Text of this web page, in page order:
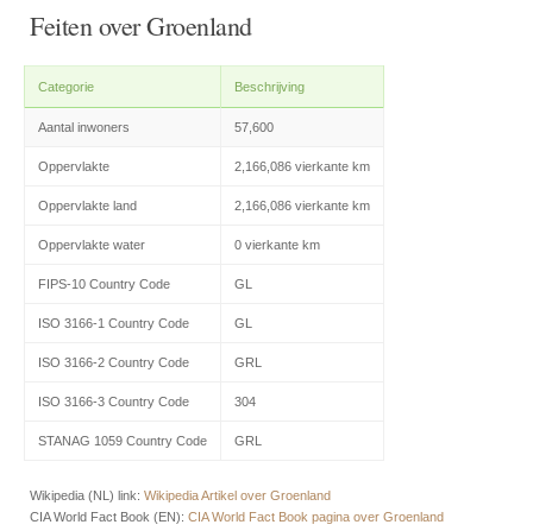
Feiten over Groenland
Categorie Beschrijving
Aantal inwoners 57,600
Oppervlakte 2,166,086 vierkante km
Oppervlakte land 2,166,086 vierkante km
Oppervlakte water 0 vierkante km
FIPS-10 Country Code GL
ISO 3166-1 Country Code GL
ISO 3166-2 Country Code GRL
ISO 3166-3 Country Code 304
STANAG 1059 Country Code GRL
Wikipedia (NL) link: Wikipedia Artikel over Groenland
CIA World Fact Book (EN): CIA World Fact Book pagina over Groenland